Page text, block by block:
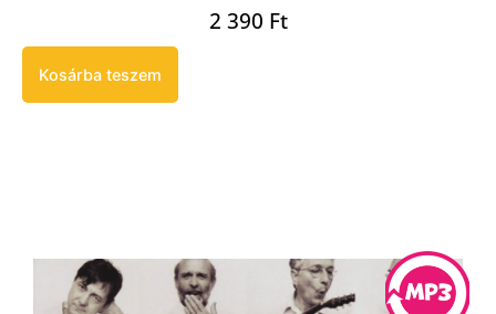
2 390 Ft
Kosárba teszem